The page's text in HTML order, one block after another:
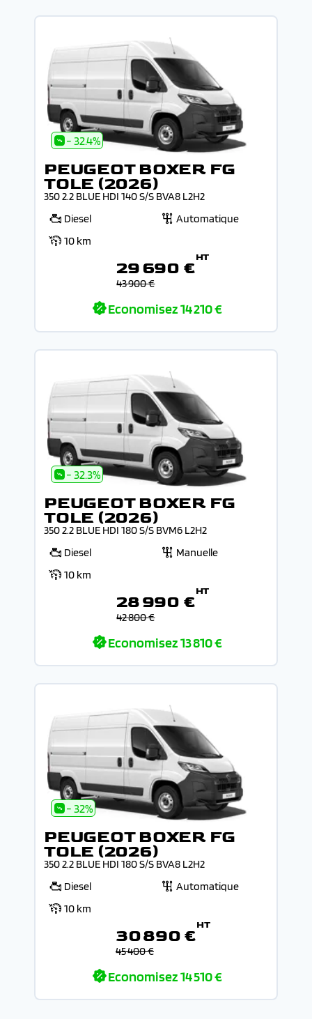
- 32.4%
PEUGEOT BOXER FG
TOLE (2026)
350 2.2 BLUE HDI 140 S/S BVA8 L2H2
Diesel
Automatique
10 km
29 690 €
HT
43 900 €
Economisez14 210 €
- 32.3%
PEUGEOT BOXER FG
TOLE (2026)
350 2.2 BLUE HDI 180 S/S BVM6 L2H2
Diesel
Manuelle
10 km
28 990 €
HT
42 800 €
Economisez13 810 €
- 32%
PEUGEOT BOXER FG
TOLE (2026)
350 2.2 BLUE HDI 180 S/S BVA8 L2H2
Diesel
Automatique
10 km
30 890 €
HT
45 400 €
Economisez14 510 €